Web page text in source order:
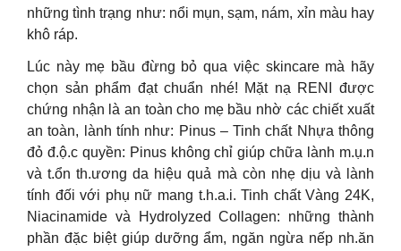
những tình trạng như: nổi mụn, sạm, nám, xỉn màu hay
khô ráp.
Lúc này mẹ bầu đừng bỏ qua việc skincare mà hãy
chọn sản phẩm đạt chuẩn nhé! Mặt nạ RENI được
chứng nhận là an toàn cho mẹ bầu nhờ các chiết xuất
an toàn, lành tính như: Pinus – Tinh chất Nhựa thông
đỏ đ.ộ.c quyền: Pinus không chỉ giúp chữa lành m.ụ.n
và t.ổn th.ương da hiệu quả mà còn nhẹ dịu và lành
tính đối với phụ nữ mang t.h.a.i. Tinh chất Vàng 24K,
Niacinamide và Hydrolyzed Collagen: những thành
phần đặc biệt giúp dưỡng ẩm, ngăn ngừa nếp nh.ăn